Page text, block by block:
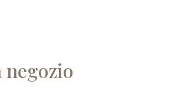
negozio